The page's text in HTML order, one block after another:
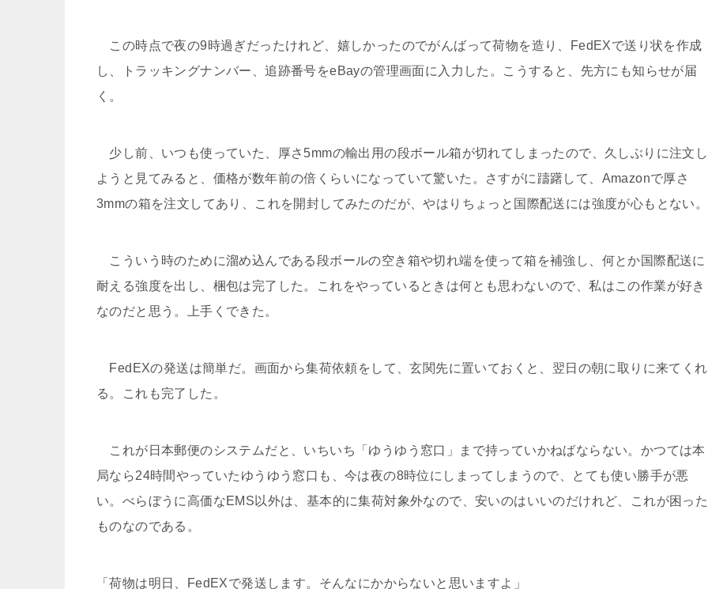
この時点で夜の9時過ぎだったけれど、嬉しかったのでがんばって荷物を造り、FedEXで送り状を作成
し、トラッキングナンバー、追跡番号をeBayの管理画面に入力した。こうすると、先方にも知らせが届
く。
少し前、いつも使っていた、厚さ5mmの輸出用の段ボール箱が切れてしまったので、久しぶりに注文し
ようと見てみると、価格が数年前の倍くらいになっていて驚いた。さすがに躊躇して、Amazonで厚さ
3mmの箱を注文してあり、これを開封してみたのだが、やはりちょっと国際配送には強度が心もとない。
こういう時のために溜め込んである段ボールの空き箱や切れ端を使って箱を補強し、何とか国際配送に
耐える強度を出し、梱包は完了した。これをやっているときは何とも思わないので、私はこの作業が好き
なのだと思う。上手くできた。
FedEXの発送は簡単だ。画面から集荷依頼をして、玄関先に置いておくと、翌日の朝に取りに来てくれ
る。これも完了した。
これが日本郵便のシステムだと、いちいち「ゆうゆう窓口」まで持っていかねばならない。かつては本
局なら24時間やっていたゆうゆう窓口も、今は夜の8時位にしまってしまうので、とても使い勝手が悪
い。べらぼうに高価なEMS以外は、基本的に集荷対象外なので、安いのはいいのだけれど、これが困った
ものなのである。
「荷物は明日、FedEXで発送します。そんなにかからないと思いますよ」